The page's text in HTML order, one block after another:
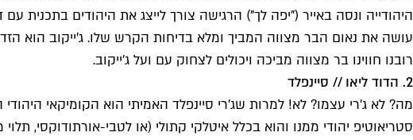
רובנו חווינו בר מצווה מביכה ויכולים לצחוק עם ועל ג'ייקוב.
2. הדוד ליאו // סיינפלד
מה? לא ג'רי עצמו? לא! למרות שג'רי סיינפלד האמיתי הוא הקומיקאי
סטריאוטיפ יהודי ממנו והוא בכלל איטלקי קתולי (או לטבי-אורתודוקסי,